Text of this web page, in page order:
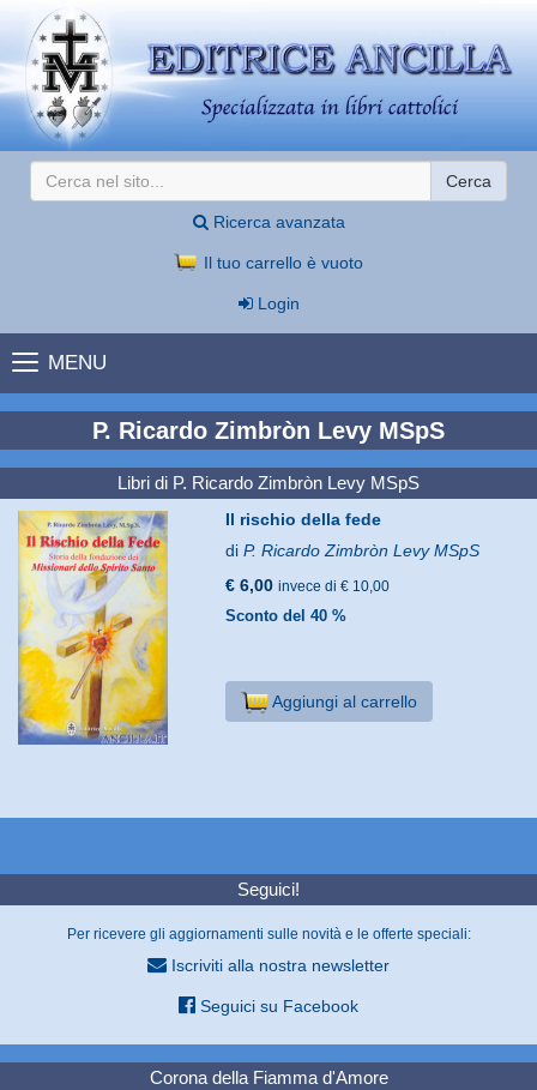
Cerca
Ricerca avanzata
Il tuo carrello è vuoto
Login
MENU
P. Ricardo Zimbròn Levy MSpS
Libri di P. Ricardo Zimbròn Levy MSpS
Il rischio della fede
diP. Ricardo Zimbròn Levy MSpS
€ 6,00 invece di € 10,00
Sconto del 40 %
Aggiungi al carrello
Seguici!
Per ricevere gli aggiornamenti sulle novità e le offerte speciali:
Iscriviti alla nostra newsletter
Seguici su Facebook
Corona della Fiamma d'Amore